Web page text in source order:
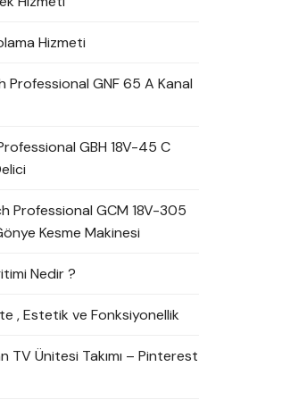
Hizmeti
GNF 65 A Kanal
GBH 18V-45 C
Professional GCM 18V-305
Kesme Makinesi
Nedir ?
, Estetik ve Fonksiyonellik
TV Ünitesi Takımı – Pinterest